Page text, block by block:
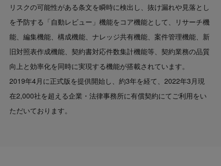
リスクの可能性がある条文を瞬時に検出し、抜け漏れや見落とし
を予防する「自動レビュー」機能をコア機能として、リサーチ機
能、編集機能、構成機能、ナレッジ共有機能、案件管理機能、新
旧対照表作成機能、契約書対応件数集計機能等、契約業務の品質
向上と効率化を同時に実現する機能が搭載されています。
2019年4月に正式版を提供開始し、約3年を経て、2022年3月現
在2,000社を超える企業・法律事務所に有償契約にてご利用をい
ただいております。